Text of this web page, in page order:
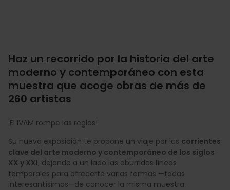
Haz un recorrido por la historia del arte
moderno y contemporáneo con esta
muestra que acoge obras de más de
260 artistas
¡El IVAM rompe las reglas!
Su nueva exposición te propone un viaje por las corrientes
clave del arte moderno y contemporáneo de los siglos
XX y XXI, dejando a un lado las aburridas líneas
temporales para ofrecerte varias formas —todas
interesantísimas—de conocer la misma muestra.